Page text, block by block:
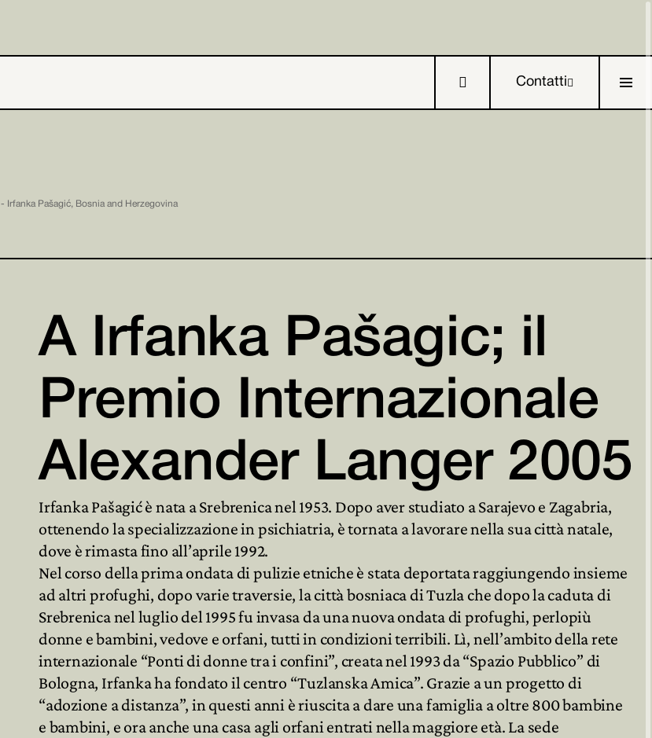
 Contatti
Irfanka Pašagić, Bosnia and Herzegovina
A Irfanka Pašagic; il
Premio Internazionale
Alexander Langer 2005
Irfanka Pašagić è nata a Srebrenica nel 1953. Dopo aver studiato a Sarajevo e Zagabria,
ottenendo la specializzazione in psichiatria, è tornata a lavorare nella sua città natale,
dove è rimasta fino all’aprile 1992.
Nel corso della prima ondata di pulizie etniche è stata deportata raggiungendo insieme
ad altri profughi, dopo varie traversie, la città bosniaca di Tuzla che dopo la caduta di
Srebrenica nel luglio del 1995 fu invasa da una nuova ondata di profughi, perlopiù
donne e bambini, vedove e orfani, tutti in condizioni terribili. Lì, nell’ambito della rete
internazionale “Ponti di donne tra i confini”, creata nel 1993 da “Spazio Pubblico” di
Bologna, Irfanka ha fondato il centro “Tuzlanska Amica”. Grazie a un progetto di
“adozione a distanza”, in questi anni è riuscita a dare una famiglia a oltre 800 bambine
e bambini, e ora anche una casa agli orfani entrati nella maggiore età. La sede